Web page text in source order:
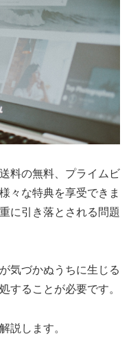
料の無料、プライムビ
々な特典を享受できま
に引き落とされる問題
気づかぬうちに生じる
することが必要です。
説します。